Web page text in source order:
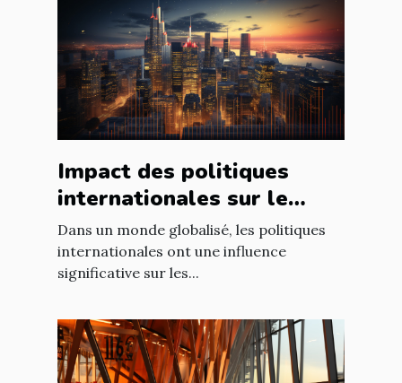
Impact des politiques
internationales sur le
marché immobilier
français
Dans un monde globalisé, les politiques
internationales ont une influence
significative sur les...